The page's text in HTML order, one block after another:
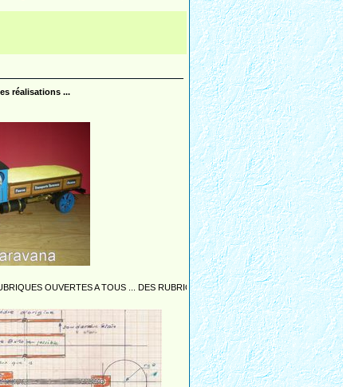
réalisations ...
A TOUS ... DES RUBRIQUES OUVERTES A TOUS ... DES RUBRIQUES